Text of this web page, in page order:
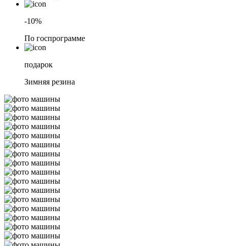
-10%
По госпрограмме
подарок
Зимняя резина